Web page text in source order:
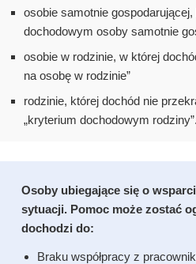
osobie samotnie
dochodowym osoby samotnie
osobie w rodzinie, w której
na osobę w rodzinie”
rodzinie, której dochód nie
„kryterium dochodowym rodziny”.
Osoby ubiegające się o
sytuacji. Pomoc może zostać
dochodzi do:
Braku współpracy z